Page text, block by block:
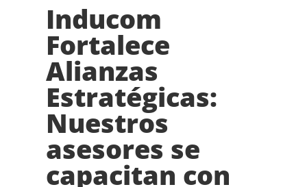
Inducom
Fortalece
Alianzas
Estratégicas:
Nuestros
asesores se
capacitan con